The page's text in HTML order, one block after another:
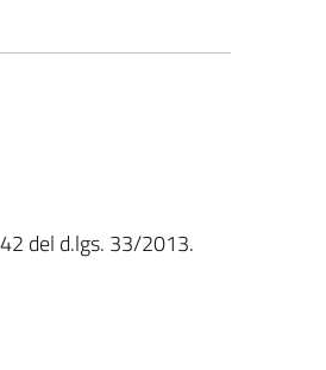
del d.lgs. 33/2013.